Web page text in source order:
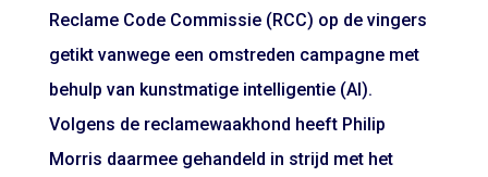
Reclame Code Commissie (RCC) op de vingers
getikt vanwege een omstreden campagne met
behulp van kunstmatige intelligentie (AI).
Volgens de reclamewaakhond heeft Philip
Morris daarmee gehandeld in strijd met het